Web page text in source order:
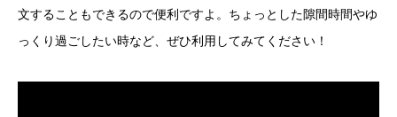
文することもできるので便利ですよ。ちょっとした隙間時間やゆ
っくり過ごしたい時など、ぜひ利用してみてください！